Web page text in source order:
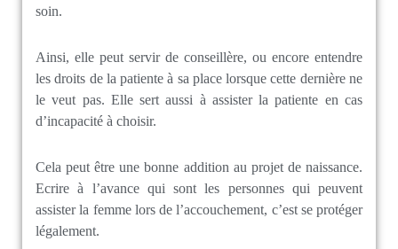
soin.
Ainsi, elle peut servir de conseillère, ou encore entendre
les droits de la patiente à sa place lorsque cette dernière ne
le veut pas. Elle sert aussi à assister la patiente en cas
d’incapacité à choisir.
Cela peut être une bonne addition au projet de naissance.
Ecrire à l’avance qui sont les personnes qui peuvent
assister la femme lors de l’accouchement, c’est se protéger
légalement.